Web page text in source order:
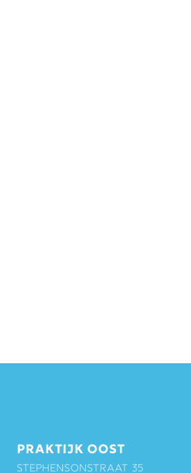
PRAKTIJK OOST
Stephensonstraat 35